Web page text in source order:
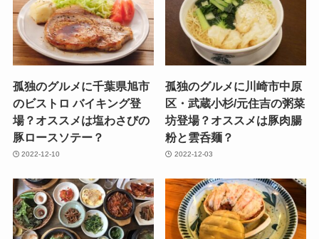
孤独のグルメに千葉県旭市
のビストロ バイキング登
場？オススメは塩わさびの
豚ロースソテー？
2022-12-10
孤独のグルメに川崎市中原
区・武蔵小杉/元住吉の粥菜
坊登場？オススメは豚肉腸
粉と雲呑麺？
2022-12-03